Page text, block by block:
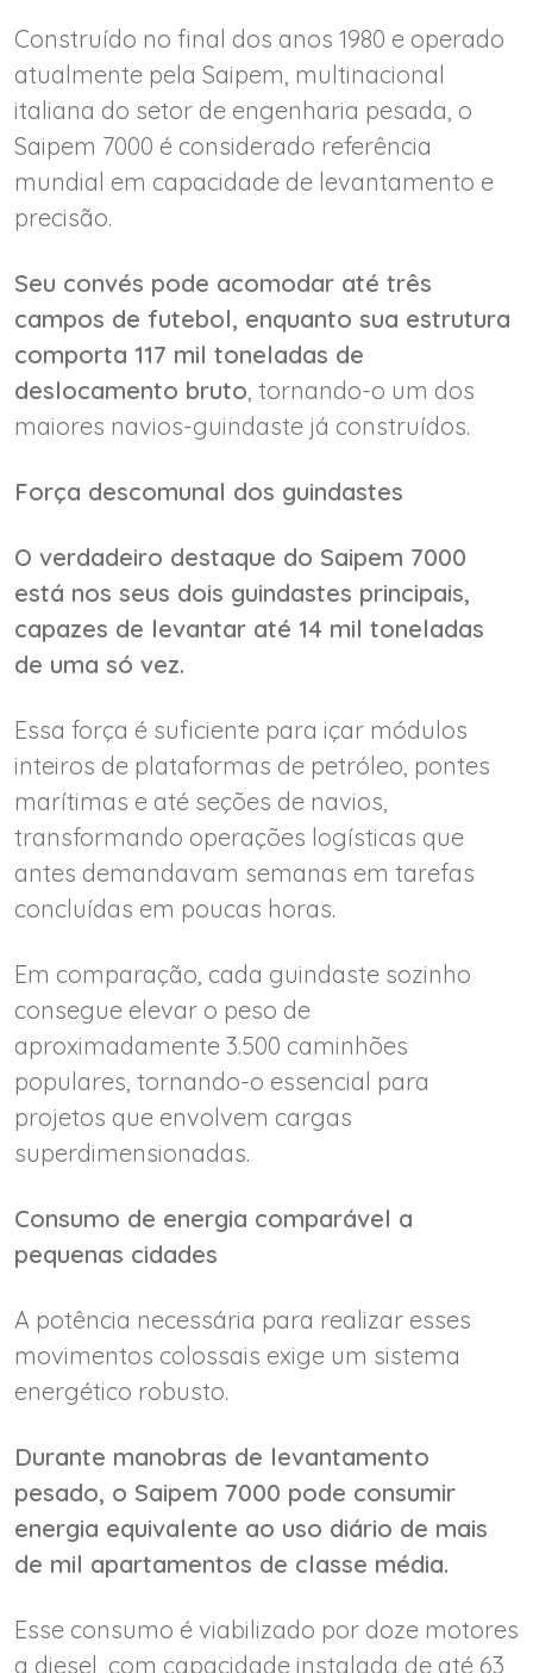
Construído no final dos anos 1980 e operado
atualmente pela Saipem, multinacional
italiana do setor de engenharia pesada, o
Saipem 7000 é considerado referência
mundial em capacidade de levantamento e
precisão.
Seu convés pode acomodar até três
campos de futebol, enquanto sua estrutura
comporta 117 mil toneladas de
deslocamento bruto , tornando-o um dos
maiores navios-guindaste já construídos.
Força descomunal dos guindastes
O verdadeiro destaque do Saipem 7000
está nos seus dois guindastes principais,
capazes de levantar até 14 mil toneladas
de uma só vez.
Essa força é suficiente para içar módulos
inteiros de plataformas de petróleo, pontes
marítimas e até seções de navios,
transformando operações logísticas que
antes demandavam semanas em tarefas
concluídas em poucas horas.
Em comparação, cada guindaste sozinho
consegue elevar o peso de
aproximadamente 3.500 caminhões
populares, tornando-o essencial para
projetos que envolvem cargas
superdimensionadas.
Consumo de energia comparável a
pequenas cidades
A potência necessária para realizar esses
movimentos colossais exige um sistema
energético robusto.
Durante manobras de levantamento
pesado, o Saipem 7000 pode consumir
energia equivalente ao uso diário de mais
de mil apartamentos de classe média.
Esse consumo é viabilizado por doze motores
a diesel, com capacidade instalada de até 63